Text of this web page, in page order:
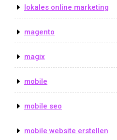
lokales online marketing
magento
magix
mobile
mobile seo
mobile website erstellen